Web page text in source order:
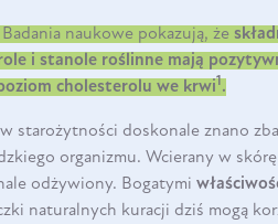
Badania naukowe pokazują, że
i stanole roślinne mają
cholesterolu we krwi1.
starożytności doskonale znano
organizmu. Wcierany w
odżywiony. Bogatymi
naturalnych kuracji dziś mogą